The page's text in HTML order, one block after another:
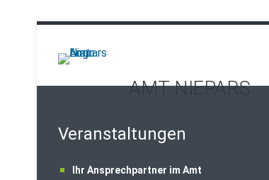
AMT NIEPARS
Veranstaltungen
Ihr Ansprechpartner im Amt